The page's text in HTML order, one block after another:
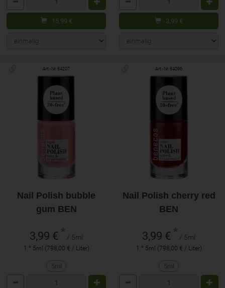
15,99 € 3,99 €
Art.-Nr. 84207
Nail Polish bubble
gum BEN
3,99 € * / 5ml
1 * 5ml (798,00 € / Liter)
5ml
Art.-Nr. 84096
Nail Polish cherry red
BEN
3,99 € * / 5ml
1 * 5ml (798,00 € / Liter)
5ml